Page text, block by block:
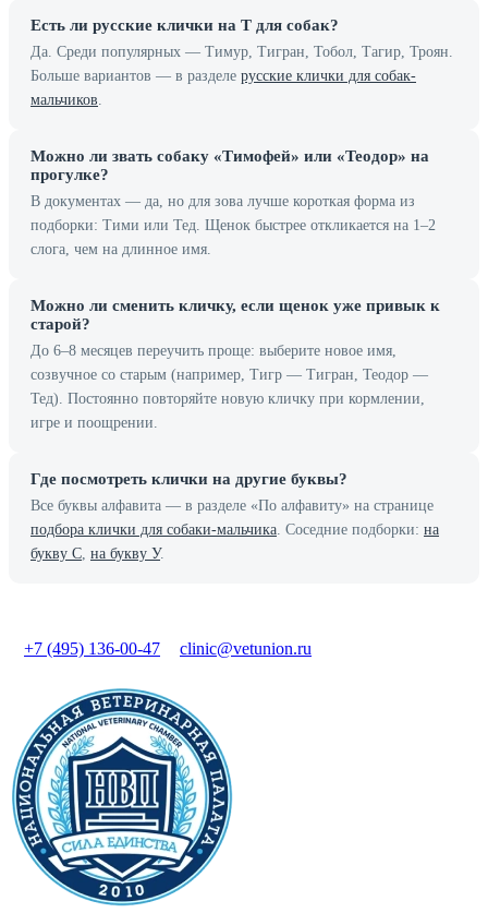
Есть ли русские клички на Т для собак?
Да. Среди популярных — Тимур, Тигран, Тобол, Тагир, Троян.
Больше вариантов — в разделе русские клички для собак-
мальчиков
Можно ли звать собаку «Тимофей» или «Теодор» на
прогулке?
В документах — да, но для зова лучше короткая форма из
подборки: Тими или Тед. Щенок быстрее откликается на 1–2
слога, чем на длинное имя.
Можно ли сменить кличку, если щенок уже привык к
старой?
До 6–8 месяцев переучить проще: выберите новое имя,
созвучное со старым (например, Тигр — Тигран, Теодор —
Тед). Постоянно повторяйте новую кличку при кормлении,
игре и поощрении.
Где посмотреть клички на другие буквы?
Все буквы алфавита — в разделе «По алфавиту» на странице
подбора клички для собаки-мальчика . Соседние подборки: на
букву С на букву У.
+7 (495) 136-00-47 clinic@vetunion.ru